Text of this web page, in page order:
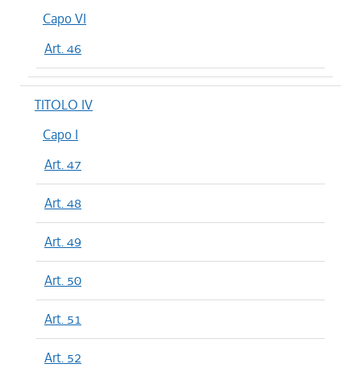
Capo VI
Art. 46
TITOLO IV
Capo I
Art. 47
Art. 48
Art. 49
Art. 50
Art. 51
Art. 52